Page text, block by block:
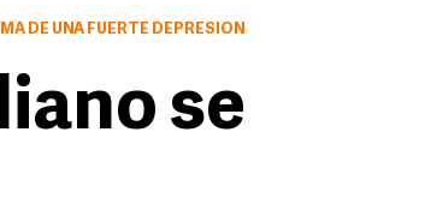
DE UNA FUERTE DEPRESIÓN
se